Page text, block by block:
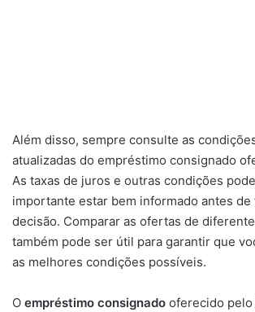
Além disso, sempre consulte as
atualizadas do empréstimo consignado
As taxas de juros e outras condições
importante estar bem informado antes de
decisão. Comparar as ofertas de
também pode ser útil para garantir que
as melhores condições possíveis.
O empréstimo consignado oferecido pelo